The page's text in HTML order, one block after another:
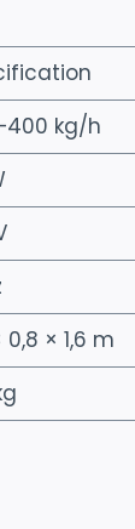
kg/h
0,8 × 1,6 m